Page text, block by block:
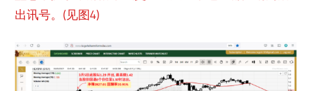
出讯号。(见图4)